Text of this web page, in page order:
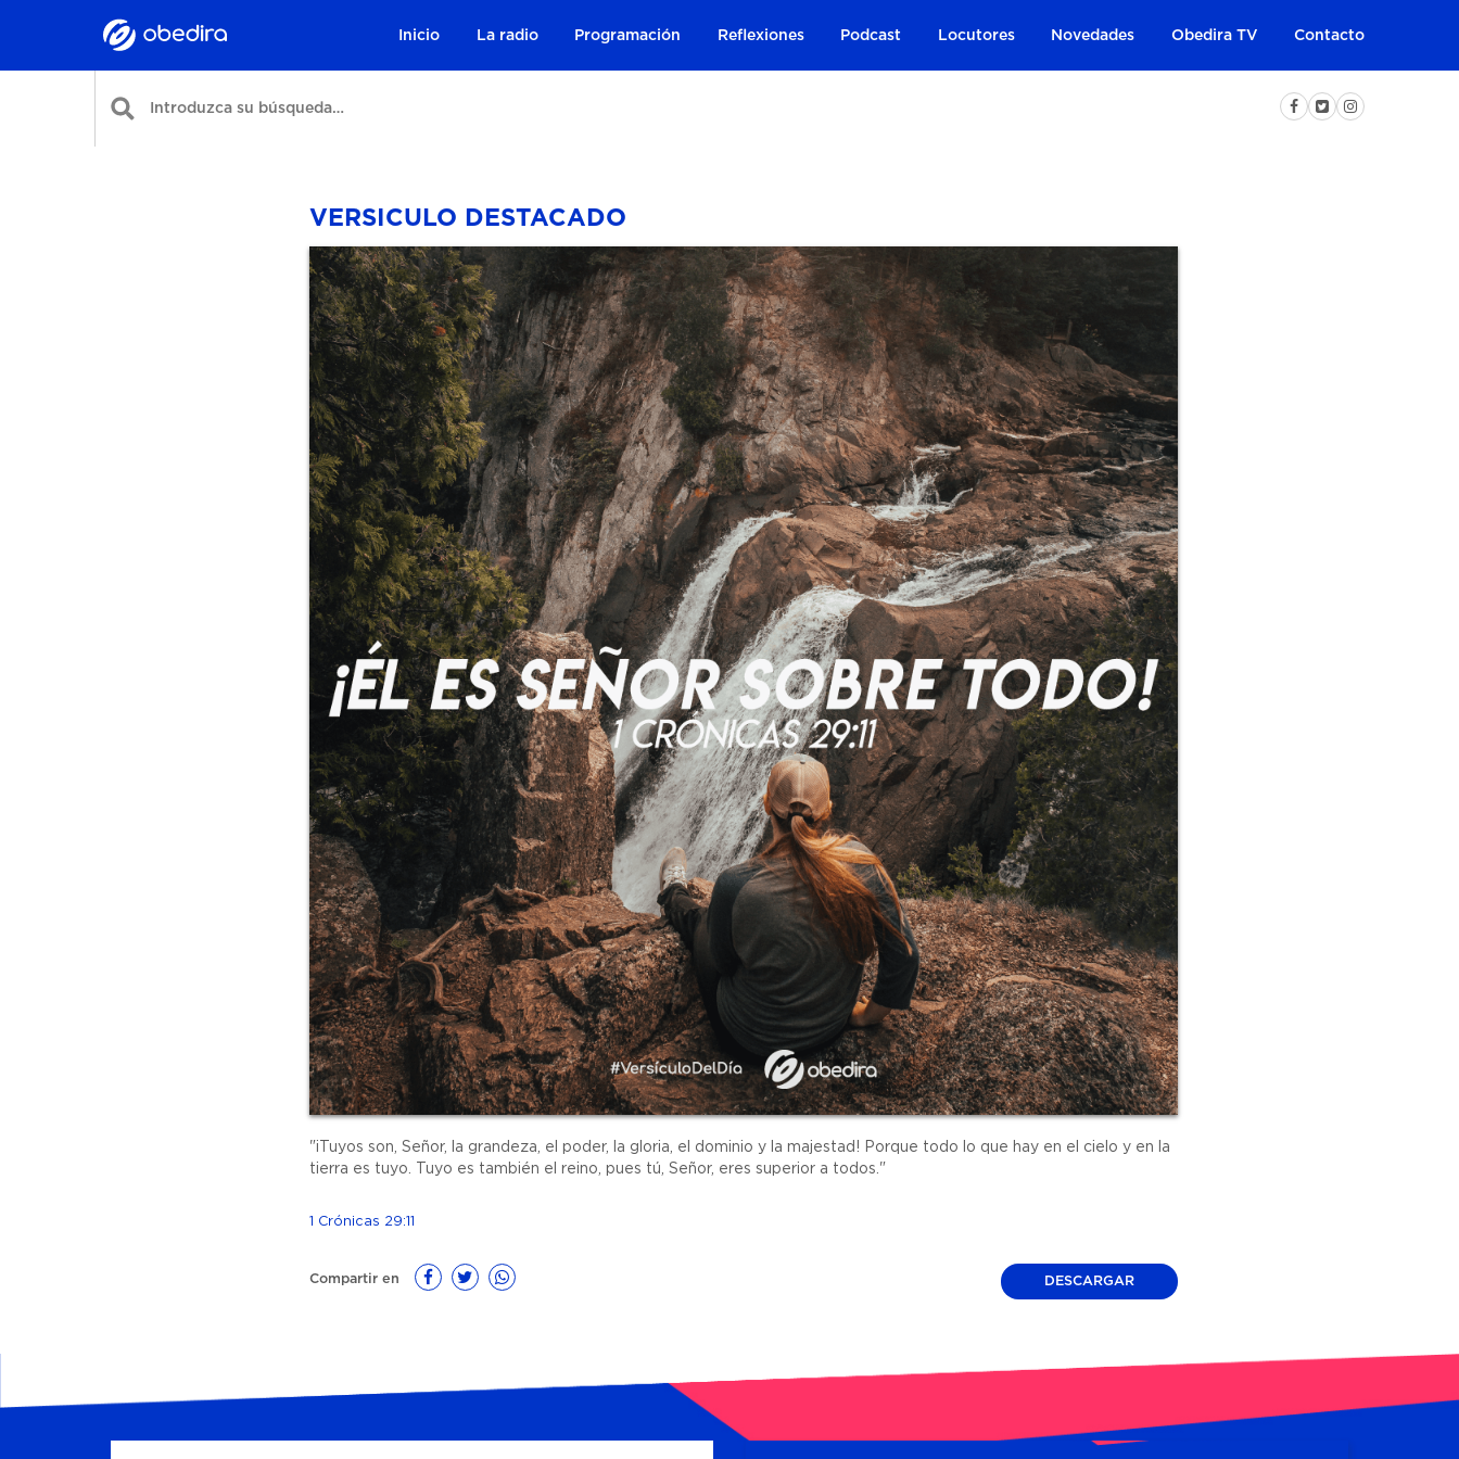
Inicio La radio Programación Reflexiones Podcast Locutores Novedades Obedira TV Contacto
VERSICULO DESTACADO
"¡Tuyos son, Señor, la grandeza, el poder, la gloria, el dominio y la majestad! Porque todo lo que hay en el cielo y en la
tierra es tuyo. Tuyo es también el reino, pues tú, Señor, eres superior a todos."
1 Crónicas 29:11
Compartir en DESCARGAR